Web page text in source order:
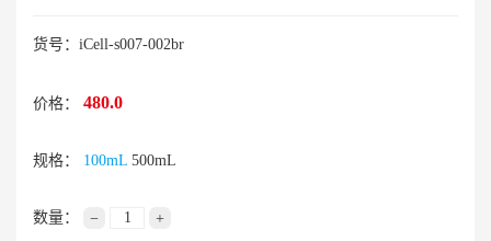
货号：iCell-s007-002br
价格： 480.0
规格： 100mL 500mL
数量： − +